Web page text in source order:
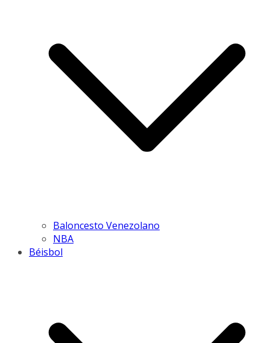
Baloncesto Venezolano
NBA
Béisbol